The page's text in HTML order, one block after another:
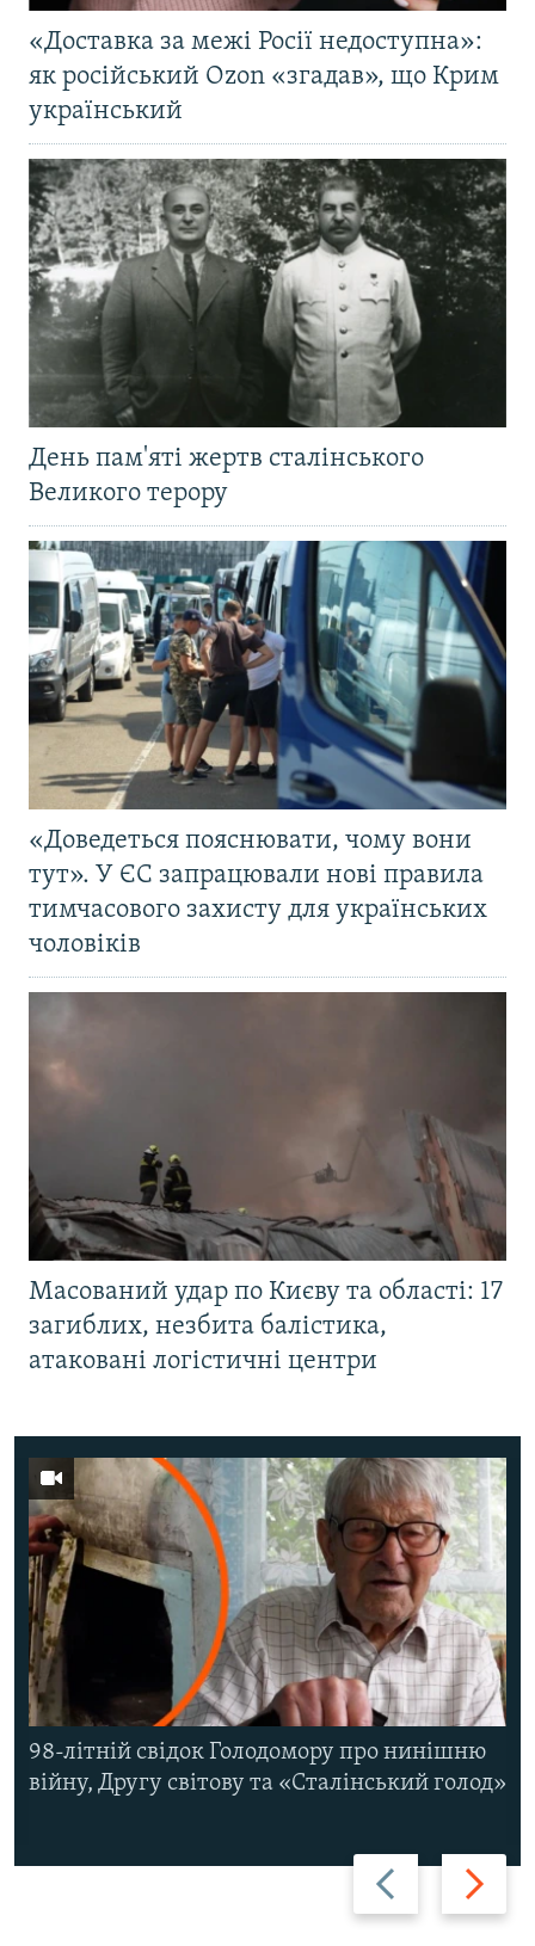
«Доставка за межі Росії недоступна»:
як російський Ozon «згадав», що Крим
український
День пам'яті жертв сталінського
Великого терору
«Доведеться пояснювати, чому вони
тут». У ЄС запрацювали нові правила
тимчасового захисту для українських
чоловіків
Масований удар по Києву та області: 17
загиблих, незбита балістика,
атаковані логістичні центри
Назад Вперед
98-літній свідок Голодомору про нинішню
війну, Другу світову та «Сталінський голод»